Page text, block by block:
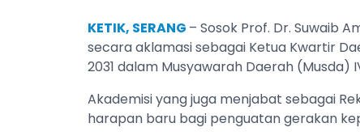
KETIK, SERANG – Sosok Prof. Dr. Suwaib
secara aklamasi sebagai Ketua Kwartir
2031 dalam Musyawarah Daerah (Musda)
Akademisi yang juga menjabat sebagai
harapan baru bagi penguatan gerakan